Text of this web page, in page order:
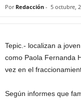
Por Redacción - 5 octubre,
Tepic.- localizan a
como Paola Fernanda
vez en el
Según informes que